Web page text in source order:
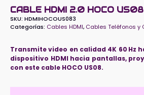
CABLE HDMI 2.0 HOCO
SKU: HDMIHOCOUS083
Categorías: Cables HDMI, Cables Teléfonos y
Transmite video en calidad 4K 60 Hz
dispositivo HDMI hacia pantallas,
con este cable HOCO US08.